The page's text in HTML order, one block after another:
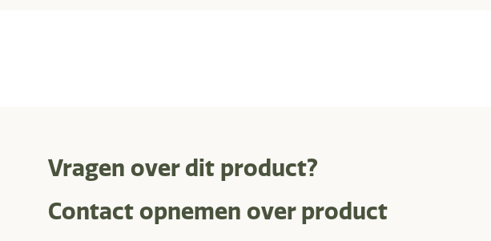
Vragen over dit product?
Contact opnemen over product